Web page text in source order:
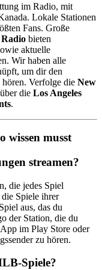
im Radio, mit
Lokale Stationen
Fans. Große
bieten
aktuelle
Wir haben alle
um dir den
Verfolge die New
die Los Angeles
.
wissen musst
streamen?
die jedes Spiel
Spiele ihrer
aus, das du
der Station, die du
im Play Store oder
zu hören.
Spiele?